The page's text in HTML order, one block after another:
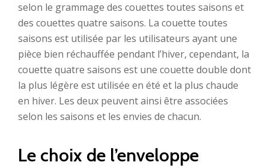
selon le grammage des couettes toutes saisons et
des couettes quatre saisons. La couette toutes
saisons est utilisée par les utilisateurs ayant une
pièce bien réchauffée pendant l’hiver, cependant, la
couette quatre saisons est une couette double dont
la plus légère est utilisée en été et la plus chaude
en hiver. Les deux peuvent ainsi être associées
selon les saisons et les envies de chacun.
Le choix de l’enveloppe